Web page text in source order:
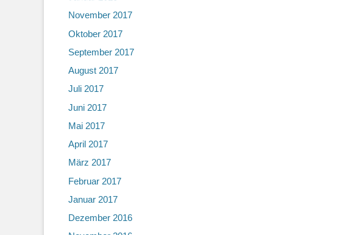
November 2017
Oktober 2017
September 2017
August 2017
Juli 2017
Juni 2017
Mai 2017
April 2017
März 2017
Februar 2017
Januar 2017
Dezember 2016